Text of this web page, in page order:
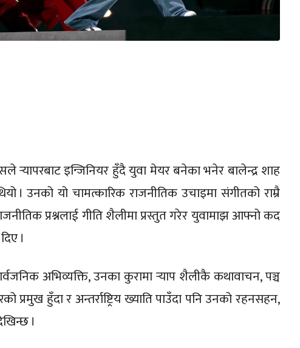
र्‍यापरबाट इन्जिनियर हुँदै युवा मेयर बनेका भनेर बालेन्द्र शाह
। उनको यो चामत्कारिक राजनीतिक उचाइमा संगीतको राम्रै
प्रश्नलाई गीति शैलीमा प्रस्तुत गरेर युवामाझ आफ्नो कद
।
अभिव्यक्ति, उनका कुरामा र्‍याप शैलीकै कथावाचन, पञ्च
हुँदा र अन्तर्राष्ट्रिय ख्याति पाउँदा पनि उनको रहनसहन,
।